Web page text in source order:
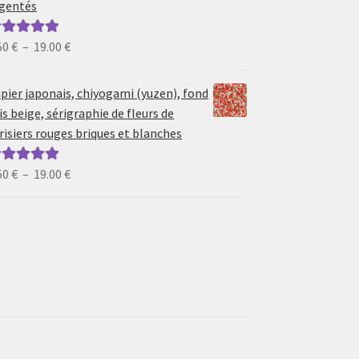
5.00sur
€ – 19.00€Plage
prix :
6.50 €
à
japonais, chiyogami (yuzen), fond
beige, sérigraphie de fleurs de
rouges briques et blanches
5.00sur
€ – 19.00€Plage